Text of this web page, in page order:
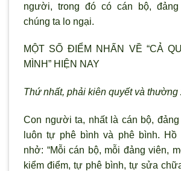
người, trong đó có cán bộ,
chúng ta lo ngại.
MỘT SỐ ĐIỂM NHẤN VỀ “CẢ
MÌNH” HIỆN NAY
Thứ nhất, phải kiên quyết và thường
Con người ta, nhất là cán bộ,
luôn tự phê bình và phê bình. Hồ
nhở: “Mỗi cán bộ, mỗi đảng viên,
kiểm điểm, tự phê bình, tự sửa